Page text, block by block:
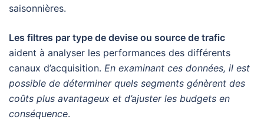
saisonnières.
Les filtres par type de devise ou source de trafic
aident à analyser les performances des différents
canaux d’acquisition. En examinant ces données, il est
possible de déterminer quels segments génèrent des
coûts plus avantageux et d’ajuster les budgets en
conséquence.